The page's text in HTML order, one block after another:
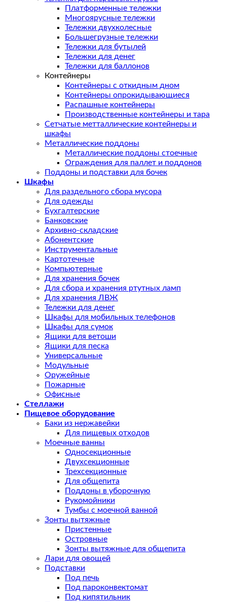
Платформенные тележки
Многоярусные тележки
Тележки двухколесные
Большегрузные тележки
Тележки для бутылей
Тележки для денег
Тележки для баллонов
Контейнеры
Контейнеры с откидным дном
Контейнеры опрокидывающиеся
Распашные контейнеры
Производственные контейнеры и тара
Сетчатые метталлические контейнеры и
шкафы
Металлические поддоны
Металлические поддоны стоечные
Ограждения для паллет и поддонов
Поддоны и подставки для бочек
Шкафы
Для раздельного сбора мусора
Для одежды
Бухгалтерские
Банковские
Архивно-складские
Абонентские
Инструментальные
Картотечные
Компьютерные
Для хранения бочек
Для сбора и хранения ртутных ламп
Для хранения ЛВЖ
Тележки для денег
Шкафы для мобильных телефонов
Шкафы для сумок
Ящики для ветоши
Ящики для песка
Универсальные
Модульные
Оружейные
Пожарные
Офисные
Стеллажи
Пищевое оборудование
Баки из нержавейки
Для пищевых отходов
Моечные ванны
Односекционные
Двухсекционные
Трехсекционные
Для общепита
Поддоны в уборочную
Рукомойники
Тумбы с моечной ванной
Зонты вытяжные
Пристенные
Островные
Зонты вытяжные для общепита
Лари для овощей
Подставки
Под печь
Под пароконвектомат
Под кипятильник